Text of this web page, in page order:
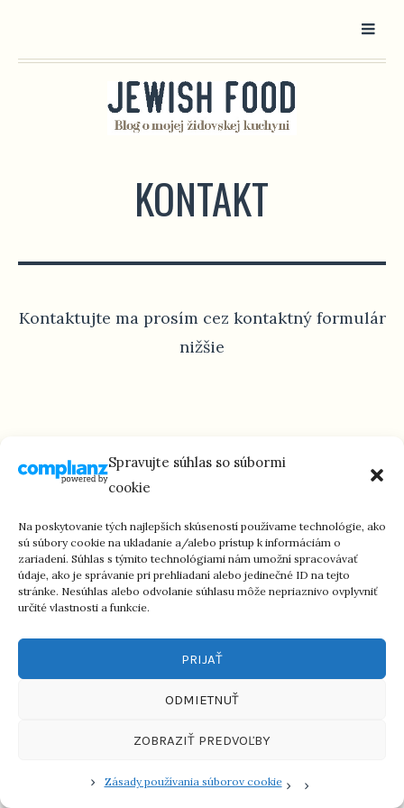
Spravujte súhlas so súbormi
cookie
Na poskytovanie tých najlepších skúseností používame technológie, ako
sú súbory cookie na ukladanie a/alebo prístup k informáciám o
zariadení. Súhlas s týmito technológiami nám umožní spracovávať
údaje, ako je správanie pri prehliadaní alebo jedinečné ID na tejto
stránke. Nesúhlas alebo odvolanie súhlasu môže nepriaznivo ovplyvniť
určité vlastnosti a funkcie.
PRIJAŤ
ODMIETNUŤ
ZOBRAZIŤ PREDVOĽBY
Zásady používania súborov cookie
KONTAKT
Kontaktujte ma prosím cez kontaktný formulár
nižšie
[contact-form-7 id="14944" title="Kontaktný
formulár 1"]